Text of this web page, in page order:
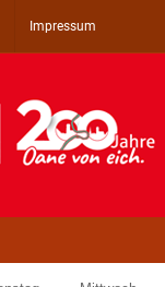
Impressum